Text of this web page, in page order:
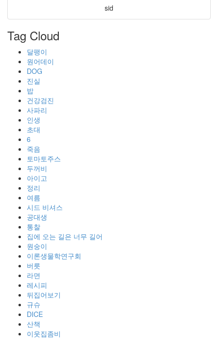
sid
Tag Cloud
달팽이
원어데이
DOG
진실
밥
건강검진
사파리
인생
초대
6
죽음
토마토주스
두꺼비
아이고
정리
여름
시드 비셔스
공대생
통찰
집에 오는 길은 너무 길어
원숭이
이론생물학연구회
버릇
라면
레시피
뒤집어보기
규슈
DICE
산책
이웃집좀비